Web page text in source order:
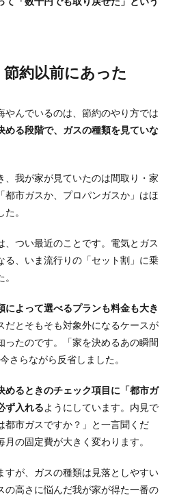
約以前にあった
やんでいるのは、節約のやり方では
める段階で、ガスの種類を見ていな
、我が家が見ていたのは間取り・家
都市ガスか、プロパンガスか」はほ
。
、つい最近のことです。電気とガス
る、いま流行りの「セット割」に乗
によって選べるプランも料金も大き
だとそもそも対象外になるケースが
ったのです。「家を決めるあの瞬間
さらながら反省しました。
めるときのチェック項目に「都市ガ
ず入れるようにしています。内見で
都市ガスですか？」と一言聞くだ
の固定費が大きく変わります。
すが、ガスの種類は見落としやすい
の高さに悩んだ我が家が得た一番の